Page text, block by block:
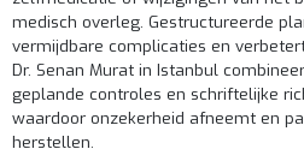
medisch overleg. Gestructureerde
vermijdbare complicaties en
Dr. Senan Murat in Istanbul
geplande controles en schriftelijke
waardoor onzekerheid afneemt en
herstellen.